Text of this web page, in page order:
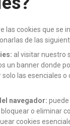
las cookies que se
de las
al visitar nuestro
un banner donde
solo las esenciales o
navegador:
o eliminar
cookies